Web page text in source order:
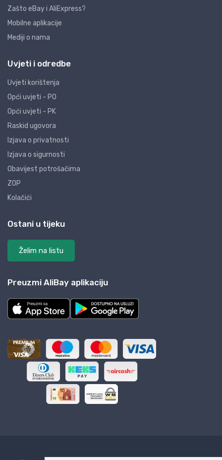
Zašto eBay i AliExpress?
Mobilne aplikacije
Mediji o nama
Uvjeti i odredbe
Uvjeti korištenja
Opći uvjeti - PO
Opći uvjeti - PK
Raskid ugovora
Izjava o privatnosti
Izjava o sigurnosti
Obavijest potrošačima
ZOP
Kolačići
Ostani u tijeku
Želim na listu
Preuzmi AliBay aplikaciju